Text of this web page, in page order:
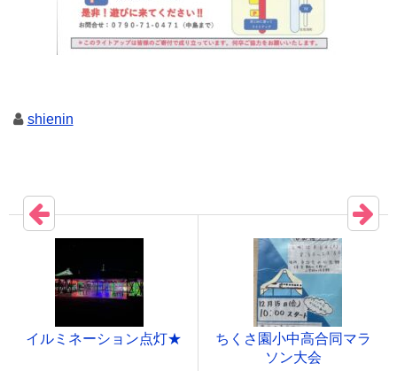
shienin
イルミネーション点灯★
ちくさ園小中高合同マラ
ソン大会